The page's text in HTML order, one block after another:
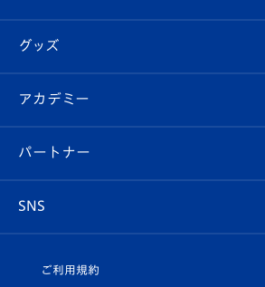
チケット
イベント
メディア
ホームタウン
エンブレム紹介
スタッフプロフィール
マスコット紹介
はじめての観戦ガイド
Revive Team
ヴィヴィくんの長崎おもてなしガイド
フォトギャラリー
スタジアムグルメ
チケット
V-LOVERS（ファンクラブ）
プレイヤーズスイート
グッズ
オンラインショップ
店舗情報
アカデミー
育成からのお知らせ
U-18
パートナー
SNS
ご利用規約